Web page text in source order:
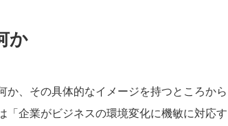
か
、その具体的なイメージを持つところから
企業がビジネスの環境変化に機敏に対応す